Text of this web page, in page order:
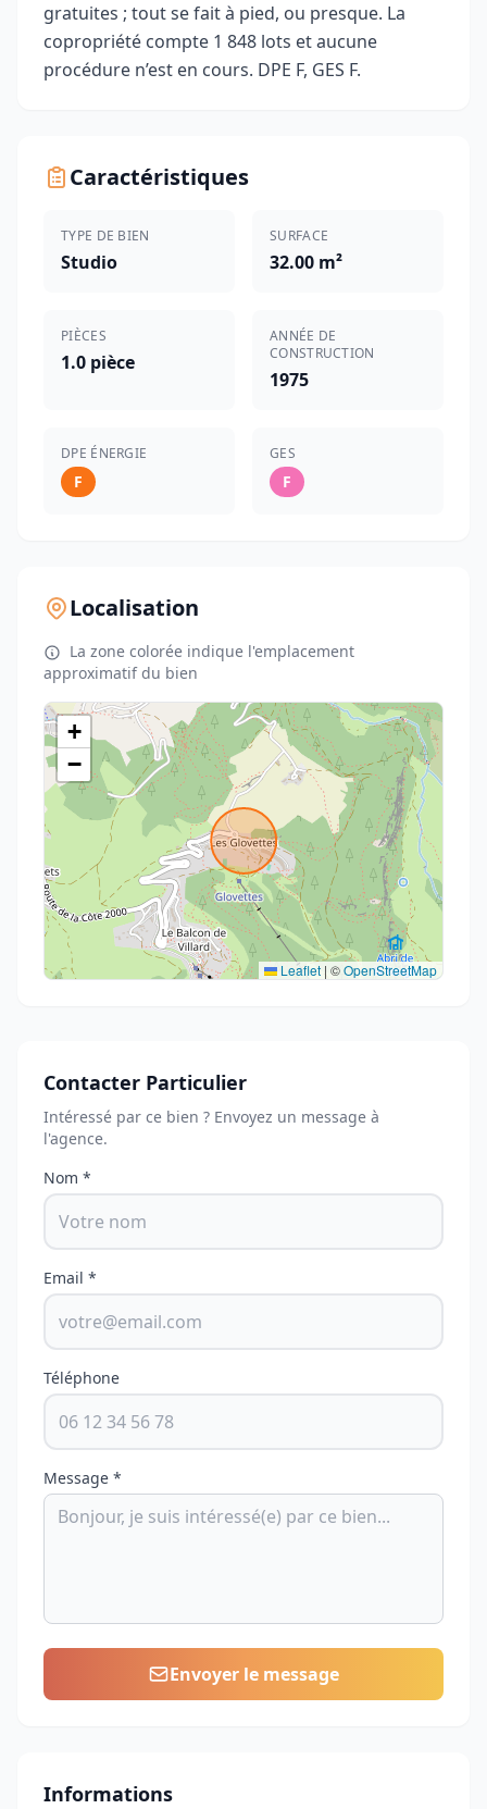
gratuites ; tout se fait à pied, ou presque. La
copropriété compte 1 848 lots et aucune
procédure n’est en cours. DPE F, GES F.
Caractéristiques
TYPE DE BIEN
Studio
SURFACE
32.00 m²
PIÈCES
1.0 pièce
ANNÉE DE
CONSTRUCTION
1975
DPE ÉNERGIE
F
GES
F
Localisation
La zone colorée indique l'emplacement
approximatif du bien
+
−
Leaflet | ©OpenStreetMap
Contacter Particulier
Intéressé par ce bien ? Envoyez un message à
l'agence.
Nom *
Email *
Téléphone
Message *
Envoyer le message
Informations